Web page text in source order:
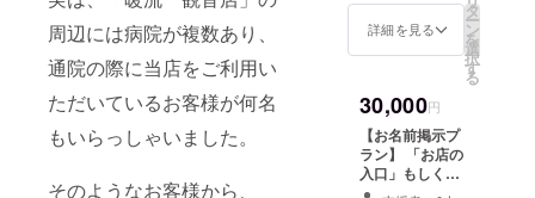
周辺には病院が複数あり、
通院の際に当店をご利用い
ただいているお客様が何名
もいらっしゃいました。
そのようなお客様から、
×36枚＝36000
円分で、6000円
お受け取りから
半年間になりま
す。 ※注意事
項：商品券の利
用時には、お釣
詳細を見る
タ
ー
ン
を
選
択
す
る
30,000円
【お名前掲示プ
ラン】 「お店の
入口」もしくは
「店内」に、